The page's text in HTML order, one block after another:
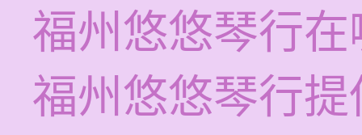
福州悠悠琴行
福州悠悠琴行